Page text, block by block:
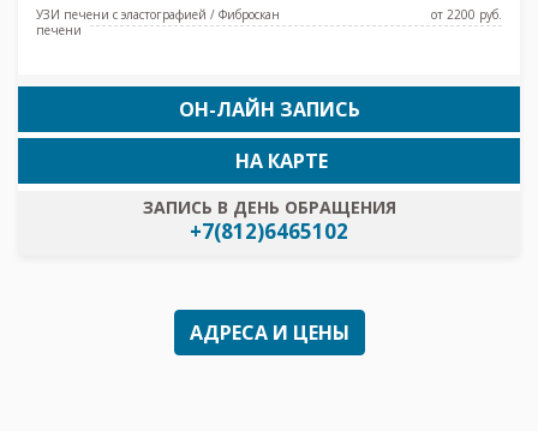
УЗИ печени с эластографией / Фиброскан
печени
от 2200 pуб.
ОН-ЛАЙН ЗАПИСЬ
ЗАПИСЬ В ДЕНЬ ОБРАЩЕНИЯ
+7(812)6465102
НА КАРТЕ
АДРЕСА И ЦЕНЫ